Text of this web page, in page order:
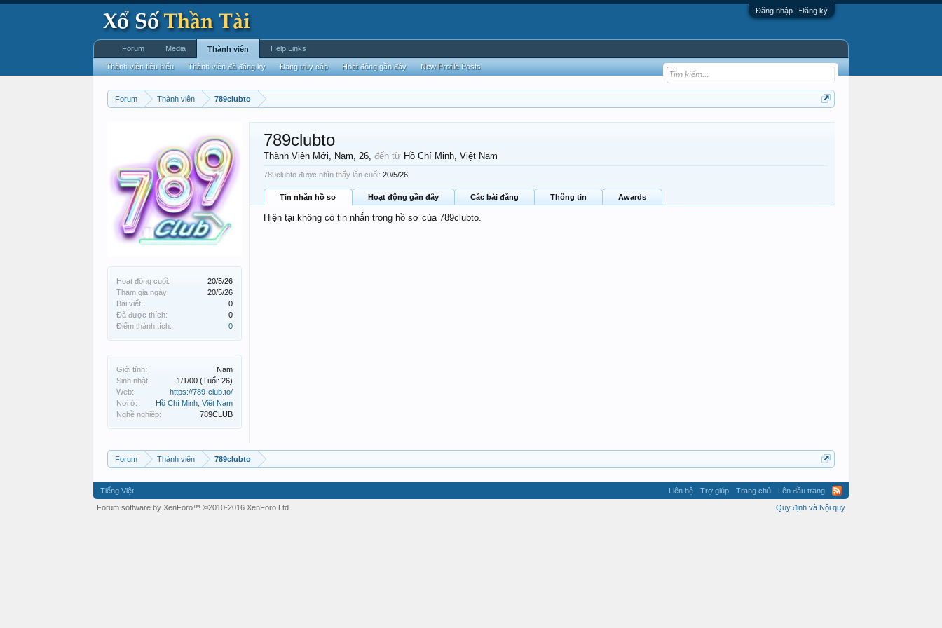
Đăng nhập | Đăng ký
Forum Thành viên 789clubto
Hoạt động cuối:
20/5/26
Tham gia ngày:
20/5/26
Bài viết:
0
Đã được thích:
0
Điểm thành tích:
0
Giới tính:
Nam
Sinh nhật:
1/1/00 (Tuổi: 26)
Web:
https://789-club.to/
Nơi ở:
Hồ Chí Minh, Việt Nam
Nghề nghiệp:
789CLUB
789clubto
Thành Viên Mới, Nam, 26, đến từ Hồ Chí Minh, Việt Nam
789clubto được nhìn thấy lần cuối: 20/5/26
Tin nhắn hồ sơ Hoạt động gần đây Các bài đăng Thông tin Awards
Hiện tại không có tin nhắn trong hồ sơ của 789clubto.
Forum Thành viên 789clubto
Forum Media Thành viên
Thành viên tiêu biểu Thành viên đã đăng ký Đang truy cập Hoạt động gần đây New Profile Posts
Help Links
Tiếng Việt Liên hệ Trợ giúp Trang chủ
Lên đầu trang
Quy định và Nội quy
Forum software by XenForo™ ©2010-2016 XenForo Ltd.